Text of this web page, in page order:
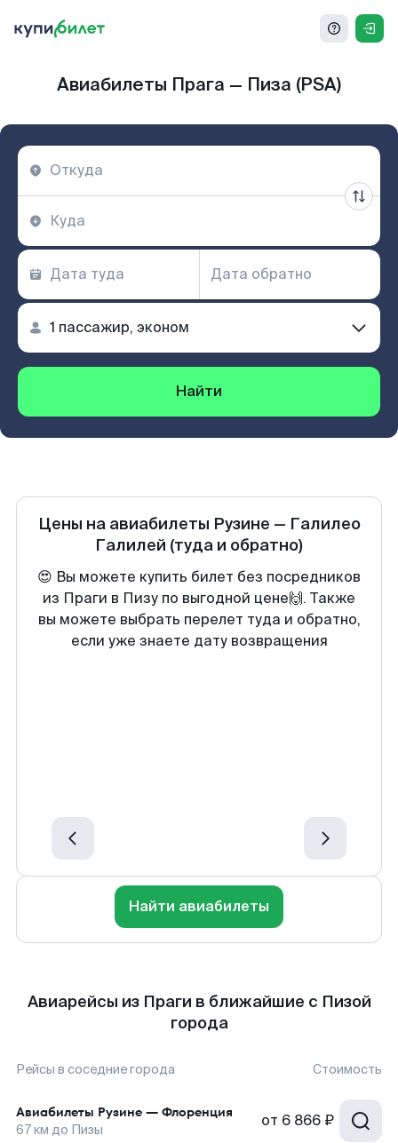
Авиабилеты Прага — Пиза (PSA)
Найти
Цены на авиабилеты Рузине — Галилео
Галилей (туда и обратно)
😍 Вы можете купить билет без посредников
из Праги в Пизу по выгодной цене🙌. Также
вы можете выбрать перелет туда и обратно,
если уже знаете дату возвращения
Найти авиабилеты
Авиарейсы из Праги в ближайшие с Пизой
города
Рейсы в соседние города Стоимость
Авиабилеты Рузине — Флоренция
67км до Пизы от 6 866 ₽